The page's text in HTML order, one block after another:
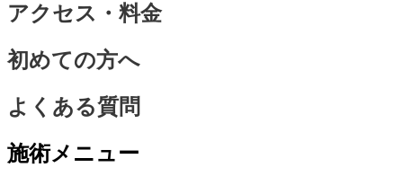
アクセス・料金
初めての方へ
よくある質問
施術メニュー